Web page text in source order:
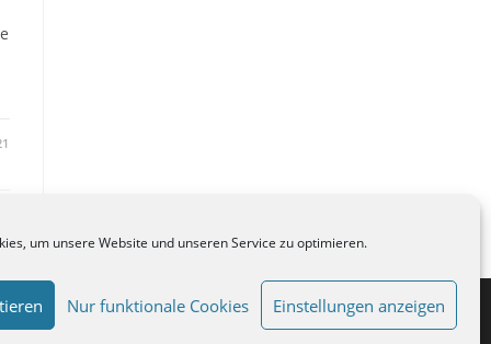
um unsere Website und unseren Service zu optimieren.
Nur funktionale Cookies Einstellungen anzeigen